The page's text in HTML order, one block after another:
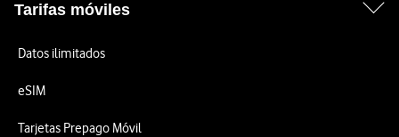
Tarifas móviles
Datos ilimitados
eSIM
Tarjetas Prepago Móvil